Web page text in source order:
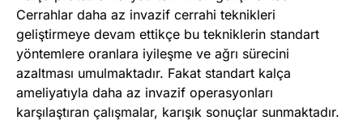
Cerrahlar daha az invazif cerrahi teknikleri
geliştirmeye devam ettikçe bu tekniklerin standart
yöntemlere oranlara iyileşme ve ağrı sürecini
azaltması umulmaktadır. Fakat standart kalça
ameliyatıyla daha az invazif operasyonları
karşılaştıran çalışmalar, karışık sonuçlar sunmaktadır.